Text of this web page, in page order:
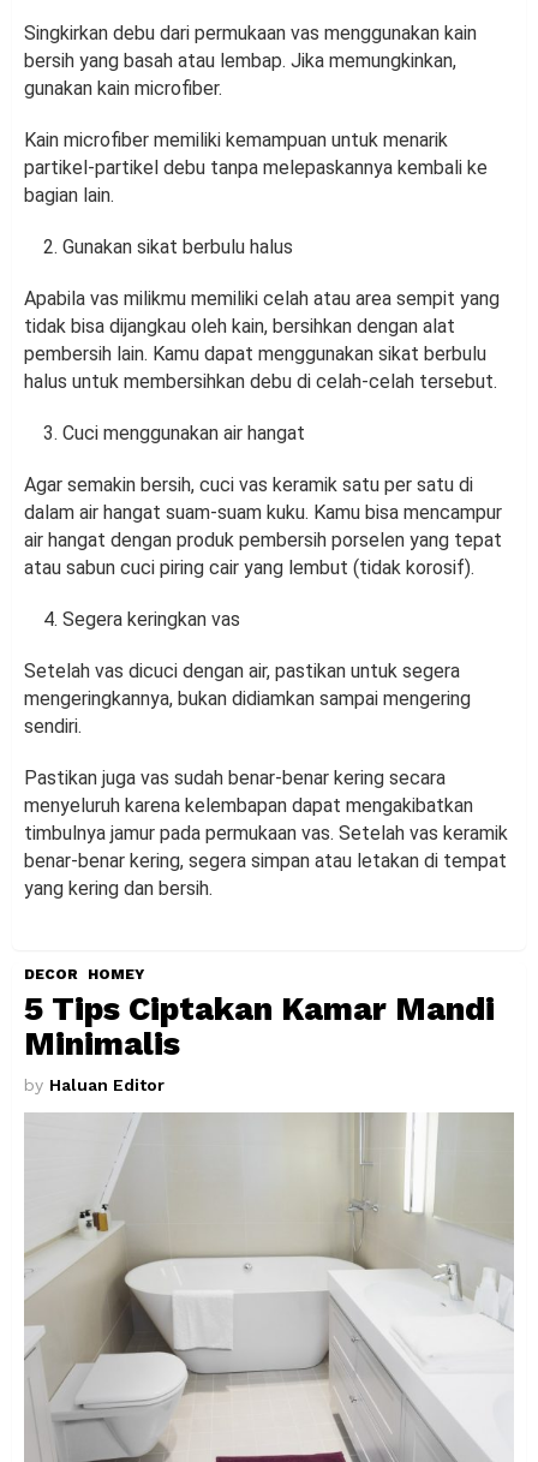
Singkirkan debu dari permukaan vas menggunakan kain
bersih yang basah atau lembap. Jika memungkinkan,
gunakan kain microfiber.
Kain microfiber memiliki kemampuan untuk menarik
partikel-partikel debu tanpa melepaskannya kembali ke
bagian lain.
Gunakan sikat berbulu halus
Apabila vas milikmu memiliki celah atau area sempit yang
tidak bisa dijangkau oleh kain, bersihkan dengan alat
pembersih lain. Kamu dapat menggunakan sikat berbulu
halus untuk membersihkan debu di celah-celah tersebut.
Cuci menggunakan air hangat
Agar semakin bersih, cuci vas keramik satu per satu di
dalam air hangat suam-suam kuku. Kamu bisa mencampur
air hangat dengan produk pembersih porselen yang tepat
atau sabun cuci piring cair yang lembut (tidak korosif).
Segera keringkan vas
Setelah vas dicuci dengan air, pastikan untuk segera
mengeringkannya, bukan didiamkan sampai mengering
sendiri.
Pastikan juga vas sudah benar-benar kering secara
menyeluruh karena kelembapan dapat mengakibatkan
timbulnya jamur pada permukaan vas. Setelah vas keramik
benar-benar kering, segera simpan atau letakan di tempat
yang kering dan bersih.
DECOR HOMEY
5 Tips Ciptakan Kamar Mandi
Minimalis
by Haluan Editor